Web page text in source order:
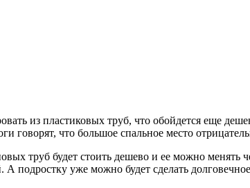
из пластиковых труб, что обойдется еще
говорят, что большое спальное место
труб будет стоить дешево и ее можно
А подростку уже можно будет сделать